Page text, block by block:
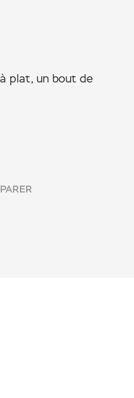
plat, un bout de